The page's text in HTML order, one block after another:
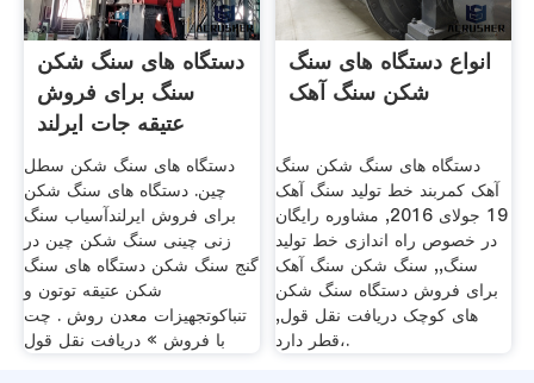
دستگاه های سنگ شکن
سنگ برای فروش
عتیقه جات ایرلند
دستگاه های سنگ شکن سطل
چین. دستگاه های سنگ شکن
برای فروش ایرلندآسیاب سنگ
زنی چینی سنگ شکن چین در
گنج سنگ شکن دستگاه های سنگ
شکن عتیقه توتون و
تنباکوتجهیزات معدن روش . چت
با فروش » دریافت نقل قول
انواع دستگاه های سنگ
شکن سنگ آهک
دستگاه های سنگ شکن سنگ
آهک کمربند خط تولید سنگ آهک
19 جولای 2016, مشاوره رایگان
در خصوص راه اندازی خط تولید
سنگ,, سنگ شکن سنگ آهک
برای فروش دستگاه سنگ شکن
های کوچک دریافت نقل قول,
قطر دارد،.